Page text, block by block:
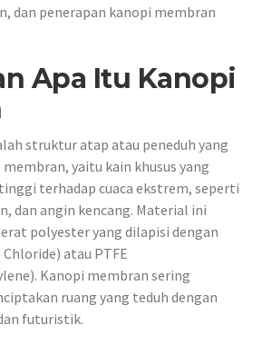
dan penerapan kanopi membran
Apa Itu Kanopi
struktur atap atau peneduh yang
yaitu kain khusus yang
terhadap cuaca ekstrem, seperti
dan angin kencang. Material ini
polyester yang dilapisi dengan
atau PTFE
Kanopi membran sering
ruang yang teduh dengan
futuristik.